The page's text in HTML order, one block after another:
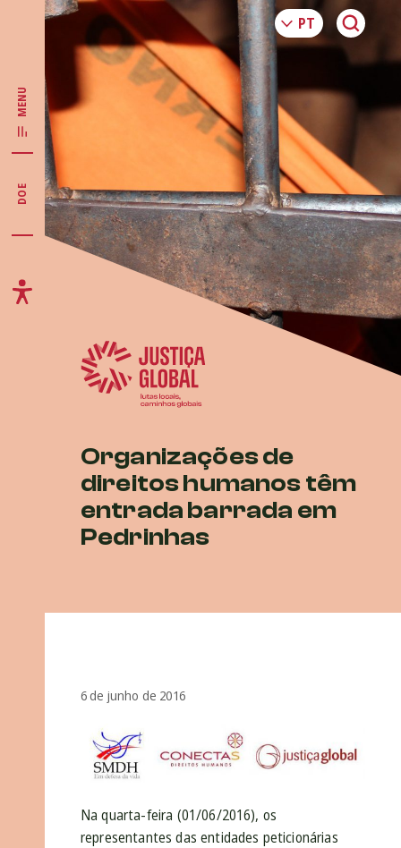
MENU
DOE
Organizações de
direitos humanos têm
entrada barrada em
Pedrinhas
6 de junho de 2016
Na quarta-feira (01/06/2016), os
representantes das entidades peticionárias